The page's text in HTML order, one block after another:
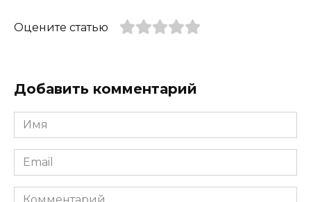
Оцените статью
Добавить комментарий
Имя
*
Email
*
Комментарий